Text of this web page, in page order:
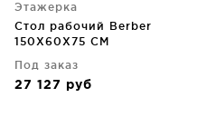
Этажерка
Стол рабочий Berber
150X60X75 CM
Под заказ
27 127 руб